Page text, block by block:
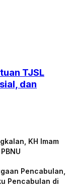
TJSL
dan
KH Imam
Pencabulan,
Pencabulan di